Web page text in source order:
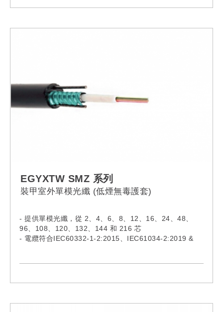
EGYXTW SMZ 系列
裝甲室外單模光纖 (低煙無毒護套)
- 提供單模光纖，從 2、4、6、8、12、16、24、48、
96、108、120、132、144 和 216 芯
- 電纜符合IEC60332-1-2:2015、IEC61034-2:2019 &